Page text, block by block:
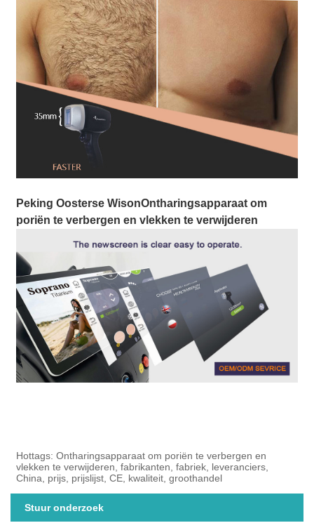
Peking Oosterse WisonOntharingsapparaat om
poriën te verbergen en vlekken te verwijderen
Hottags: Ontharingsapparaat om poriën te verbergen en
vlekken te verwijderen, fabrikanten, fabriek, leveranciers,
China, prijs, prijslijst, CE, kwaliteit, groothandel
Stuur onderzoek